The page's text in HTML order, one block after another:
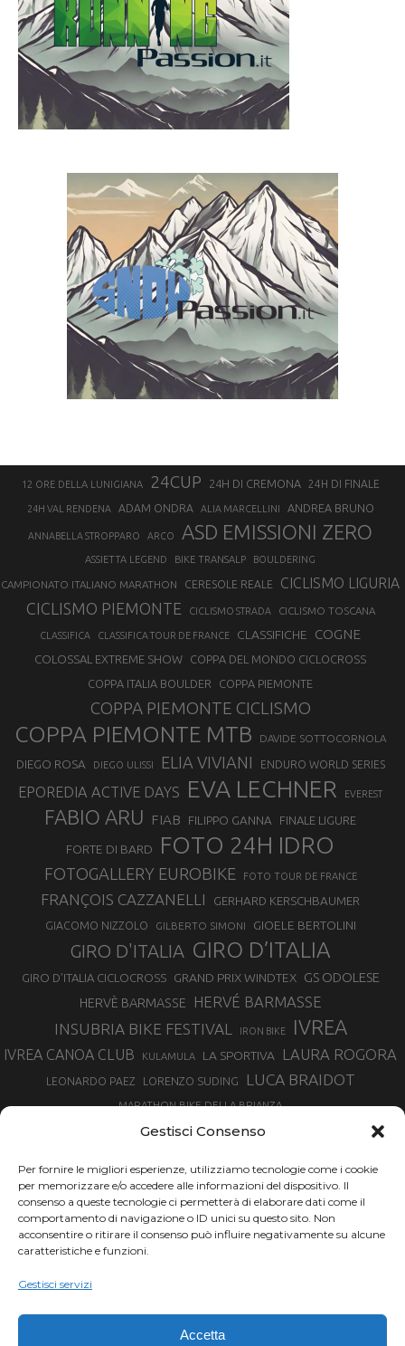
Gestisci Consenso
Per fornire le migliori esperienze, utilizziamo tecnologie come i cookie
per memorizzare e/o accedere alle informazioni del dispositivo. Il
consenso a queste tecnologie ci permetterà di elaborare dati come il
comportamento di navigazione o ID unici su questo sito. Non
acconsentire o ritirare il consenso può influire negativamente su alcune
caratteristiche e funzioni.
Gestisci servizi
Accetta
12 ORE DELLA LUNIGIANA 24CUP 24H DI CREMONA 24H DI FINALE
24H VAL RENDENA ADAM ONDRA ALIA MARCELLINI ANDREA BRUNO
ANNABELLA STROPPARO ARCO ASD EMISSIONI ZERO
ASSIETTA LEGEND BIKE TRANSALP BOULDERING
CAMPIONATO ITALIANO MARATHON CERESOLE REALE CICLISMO LIGURIA
CICLISMO PIEMONTE CICLISMO STRADA CICLISMO TOSCANA
CLASSIFICA CLASSIFICA TOUR DE FRANCE CLASSIFICHE COGNE
COLOSSAL EXTREME SHOW
COPPA DEL MONDO CICLOCROSS
COPPA ITALIA BOULDER
COPPA PIEMONTE
COPPA PIEMONTE CICLISMO
COPPA PIEMONTE MTB DAVIDE SOTTOCORNOLA
DIEGO ROSA DIEGO ULISSI ELIA VIVIANI ENDURO WORLD SERIES
EPOREDIA ACTIVE DAYS EVA LECHNER EVEREST
FABIO ARU FIAB FILIPPO GANNA FINALE LIGURE
FORTE DI BARD FOTO 24H IDRO
FOTOGALLERY EUROBIKE FOTO TOUR DE FRANCE
FRANÇOIS CAZZANELLI GERHARD KERSCHBAUMER
GIACOMO NIZZOLO GILBERTO SIMONI GIOELE BERTOLINI
GIRO D'ITALIA GIRO D’ITALIA
GIRO D’ITALIA CICLOCROSS GRAND PRIX WINDTEX GS ODOLESE
HERVÈ BARMASSE
HERVÉ BARMASSE
INSUBRIA BIKE FESTIVAL
IRON BIKE IVREA
IVREA CANOA CLUB KULAMULA LA SPORTIVA LAURA ROGORA
LEONARDO PAEZ LORENZO SUDING LUCA BRAIDOT
MARATHON BIKE DELLA BRIANZA
MARCO AURELIO FONTANA
MARTINO FRUET MATHIEU VAN DER POEL MATTEO TRENTIN MIKE FELDERER
MIRKO CELESTINO NIBALI
NINO SCHURTER
PARCO NAZIONALE GRAN PARADISO
PROMENADO BIKE
SIMONE MORO
TOUR DE FRANCE